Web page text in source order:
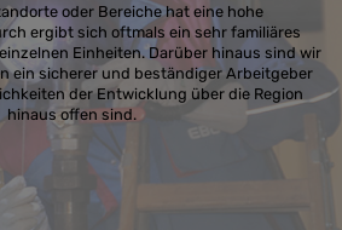
oder Bereiche hat eine hohe
ergibt sich oftmals ein sehr familiäres
Einheiten. Darüber hinaus sind wir
ein sicherer und beständiger Arbeitgeber
der Entwicklung über die Region
hinaus offen sind.